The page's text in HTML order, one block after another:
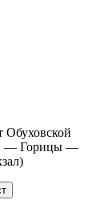
Обуховской
— Горицы —